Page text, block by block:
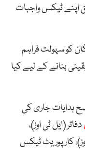
اپنے ٹیکس واجبات
کو سہولت فراہم
بنانے کے لیے کیا
ہدایات جاری کی
دفاتر (ایل ٹی اوز)،
کارپوریٹ ٹیکس